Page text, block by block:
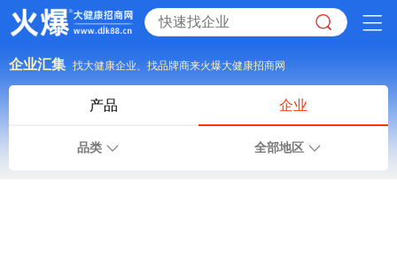
企业汇集 找大健康企业、找品牌商来火爆大健康招商网
产品 企业
品类 全部地区